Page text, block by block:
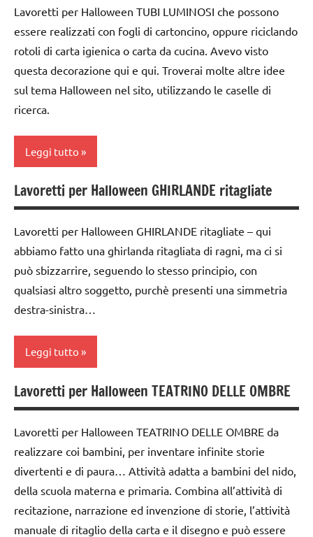
LINGUAGGIO
Natale
racconti
SCIENZE
scienze:
piante
STAGIONI
TUTTI GLI
ARGOMENTI
TUTTI GLI
Halloween
STAGIONI
TUTTI GLI
TUTTI GLI
Autunno
dai
6
anni
6
anni
DELL'ANNO
STAGIONI
tecniche
varie
ARGOMENTI
PER ETA'
ARTICOLI
Lavoretti per Halloween TUBI LUMINOSI che possono
essere realizzati con fogli di cartoncino, oppure riciclando
rotoli di carta igienica o carta da cucina. Avevo visto
questa decorazione qui e qui. Troverai molte altre idee
sul tema Halloween nel sito, utilizzando le caselle di
ricerca.
Leggi tutto
Autunno
3 ai
6
anni
dai
6
FESTE
Halloween
LAVORETTI
STAGIONI
ARGOMENTI
PER ETA'
Lavoretti per Halloween GHIRLANDE ritagliate
Lavoretti per Halloween GHIRLANDE ritagliate – qui
abbiamo fatto una ghirlanda ritagliata di ragni, ma ci si
può sbizzarrire, seguendo lo stesso principio, con
qualsiasi altro soggetto, purchè presenti una simmetria
destra-sinistra…
Leggi tutto
Autunno
dai
anni
Lavoretti per Halloween TEATRINO DELLE OMBRE
Lavoretti per Halloween TEATRINO DELLE OMBRE da
realizzare coi bambini, per inventare infinite storie
divertenti e di paura… Attività adatta a bambini del nido,
della scuola materna e primaria. Combina all’attività di
recitazione, narrazione ed invenzione di storie, l’attività
manuale di ritaglio della carta e il disegno e può essere